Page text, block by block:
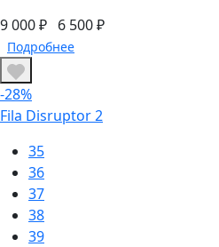
9 000 ₽ 6 500 ₽
Подробнее
-28%
Fila Disruptor 2
35
36
37
38
39